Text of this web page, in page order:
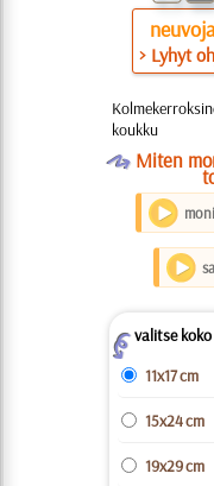
> Lyhyt
koukku
OMiten
Zvalitse koko
11x17 cm
15x24 cm
19x29 cm